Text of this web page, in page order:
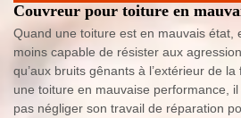
Couvreur pour toiture en
Quand une toiture est en mauvais état,
moins capable de résister aux
qu’aux bruits gênants à l’extérieur de
une toiture en mauvaise performance,
pas négliger son travail de réparation